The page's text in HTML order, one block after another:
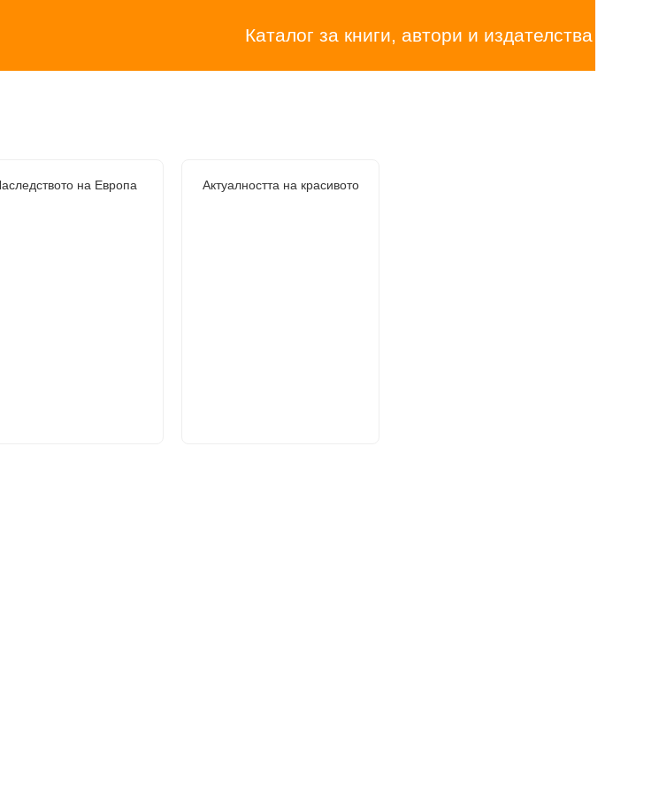
Каталог за книги, автори и издателства
на Европа Актуалността на красивото